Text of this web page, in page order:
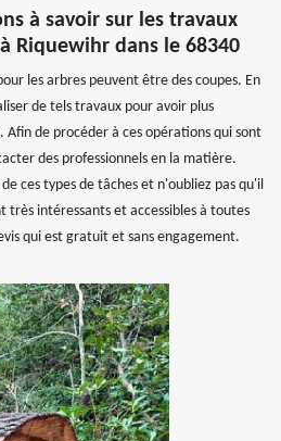
à savoir sur les travaux
Riquewihr dans le 68340
les arbres peuvent être des coupes. En
de tels travaux pour avoir plus
Afin de procéder à ces opérations qui sont
des professionnels en la matière.
ces types de tâches et n'oubliez pas qu'il
très intéressants et accessibles à toutes
qui est gratuit et sans engagement.